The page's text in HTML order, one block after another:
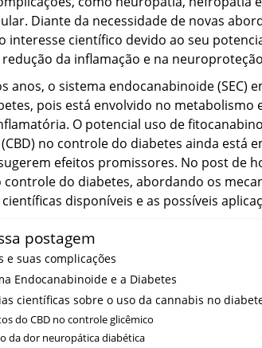
Diante da necessidade de novas
interesse científico devido ao seu
redução da inflamação e na
anos, o sistema endocanabinoide (SEC)
pois está envolvido no metabolismo
O potencial uso de
no controle do diabetes ainda está
efeitos promissores. No post de
do diabetes, abordando os
disponíveis e as possíveis
postagem
e suas complicações
Endocanabinoide e a Diabetes
científicas sobre o uso da cannabis no
do CBD no controle glicêmico
da dor neuropática diabética